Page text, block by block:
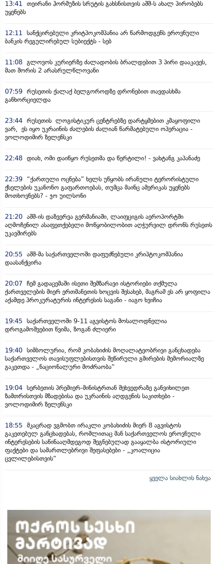
13:41
თეირანი ჰორმუზის სრუტის გახსნისთვის აშშ-ს ახალ პირობებს
უყენებს
12:11
სანქცირებული კრიტპოკომპანია არ წარმოდგენს ეროვნული
ბანკის რეგულირებულ სუბიექტს - სებ
11:08 გლოვოს კურიერზე ძალადობის ბრალდებით 3 პირი დააკავეს,
მათ შორის 2 არასრულწლოვანი
07:59 რუსეთის ქალაქ ბელგოროდზე დრონებით თავდასხმა
განხორციელდა
23:44 რუსეთის ლოგისტიკურ ცენტრებზე დარტყმებით კმაყოფილი
ვარ, ეს იყო უკრაინის ძალების ძალიან წარმატებული ოპერაცია -
ვოლოდიმირ ზელენსკი
22:48 დიახ, ომი დაიწყო რუსეთმა და წერტილი! - ვახტანგ კაპანაძე
22:39
“ქართული ოცნება” ხელს უწყობს ირანული ტერორისტული
ქსელების უკანონო გაფართოებას, თუმცა მაინც ამერიკას უყენებს
მოთხოვნებს? - ჯო უილსონი
21:20 აშშ-ის დაზვერვა გერმანიაში, ლაიფციგის აეროპორტში
აღმოჩენილ ასაფეთქებელი მოწყობილობით აღჭურვილ დრონს რუსეთს
უკავშირებს
20:55 აშშ-მა საქართველოში დაფუძნებული კრიპტოკომპანია
დაასანქცირა
20:07 ჩემ გადაცემაში ისეთი შემზარავი ისტორიები თქმულა
ქართველების მიერ ერთმანეთის ხოცვის შესახებ, მაგრამ ეს არ ყოფილა
აქამდე პროკურატურის ინტერესის საგანი - იაგო ხვიჩია
19:45 საქართველოში 9-11 აგვისტოს მოსალოდნელია
დროგამოშვებით წვიმა, ზოგან ძლიერი
19:40 სიმბოლურია, რომ კობახიძის მოღალატეობრივი განცხადება
საქართველოს თავისუფლებისთვის შეწირული გმირების მემორიალზე
გაკეთდა - „ნაციონალური მოძრაობა“
19:04 სერბეთის პრემიერ-მინისტრთან შეხვედრაზე განვიხილეთ
ზამთრისთვის მზადებისა და უკრაინის აღდგენის საკითხები -
ვოლოდიმირ ზელენსკი
18:55 მკაცრად ვგმობთ ირაკლი კობახიძის მიერ 8 აგვისტოს
გაკეთებულ განცხადებას, რომლითაც მან საქართველოს ეროვნული
ინტერესების საწინააღმდეგოდ შეგნებულად გააყალბა ისტორიული
ფაქტები და სამართლებრივი შეფასებები - „კოალიცია
ცვლილებისთვის“
ყველა სიახლის ნახვა